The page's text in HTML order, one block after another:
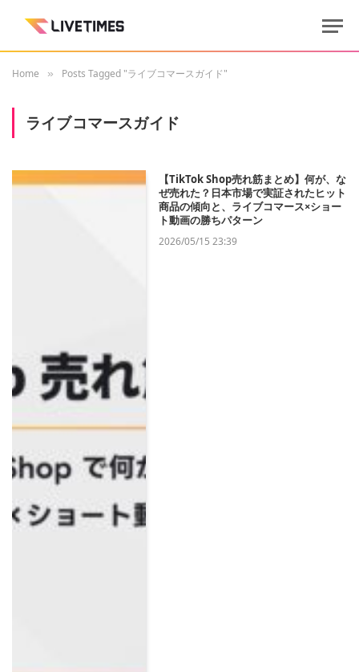
Home » Posts Tagged "ライブコマースガイド"
ライブコマースガイド
【TikTok Shop売れ筋まとめ】何が、な
ぜ売れた？日本市場で実証されたヒット
商品の傾向と、ライブコマース×ショー
ト動画の勝ちパターン
2026/05/15 23:39